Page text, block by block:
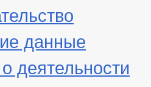
данные
деятельности